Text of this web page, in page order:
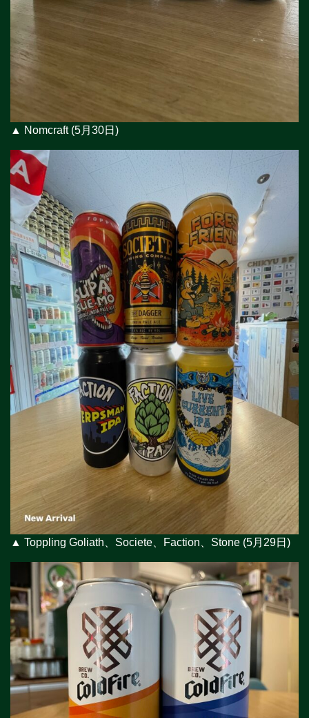
▲ Nomcraft (5月30日)
▲ Toppling Goliath、Societe、Faction、Stone (5月29日)